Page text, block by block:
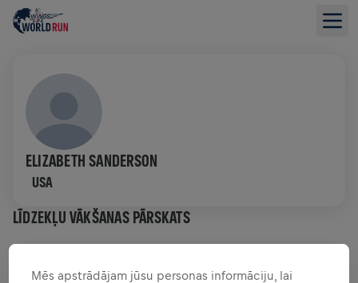
ELIZABETH SANDERSON
USA
LĪDZEKĻU VĀKŠANAS PĀRSKATS
Mēs apstrādājam jūsu personas informāciju, lai